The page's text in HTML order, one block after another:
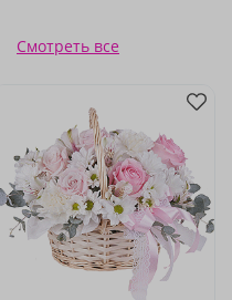
Смотреть все